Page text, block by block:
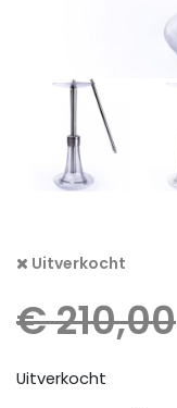
Uitverkocht
€210,00
Uitverkocht